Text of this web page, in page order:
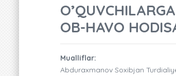
OB-HAVO
Mualliflar:
Abduraxmanov Soxibjan